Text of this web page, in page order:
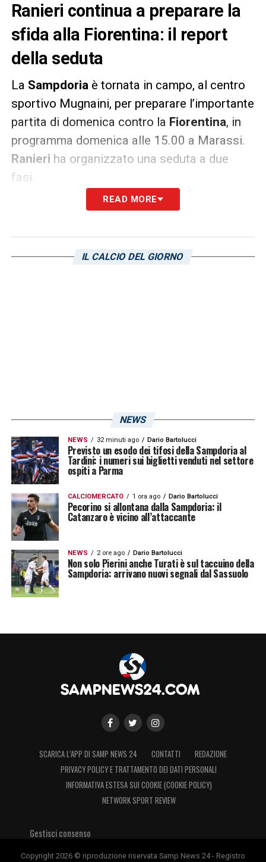
Ranieri continua a preparare la
sfida alla Fiorentina: il report
della seduta
La Sampdoriaè tornata in campo, al centro
sportivo Mugnaini, per preparare l’importante
partita di domenica contro la Fiorentina, in
programma domenica alle 15.00 a Marassi.
Ranieri ha organizzato una seduta a due
fasi.
Come si apprende dal report ufficiale sul sito
atletica ed esercitazione tattica; nella
READ MORE
IL CALCIO DEL GIORNO
NEWS
NEWS 32 minuti ago Dario Bartolucci
Previsto un esodo dei tifosi della Sampdoria al
Tardini: i numeri sui biglietti venduti nel settore
ospiti a Parma
CALCIOMERCATO 1 ora ago Dario Bartolucci
Pecorino si allontana dalla Sampdoria: il
Catanzaro è vicino all’attaccante
NEWS 2 ore ago Dario Bartolucci
Non solo Pierini anche Turati è sul taccuino della
Sampdoria: arrivano nuovi segnali dal Sassuolo
SCARICA L’APP DI SAMP NEWS 24 CONTATTI
REDAZIONE
PRIVACY POLICY E TRATTAMENTO DEI DATI PERSONALI
INFORMATIVA ESTESA SUI COOKIE (COOKIE POLICY)
NETWORK SPORT REVIEW
Gestisci consenso
Copyright 2026 © riproduzione riservata Samp News 24 - Registro